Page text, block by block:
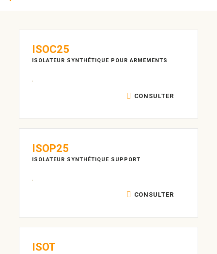
ISOC25
ISOLATEUR SYNTHÉTIQUE POUR ARMEMENTS
CONSULTER
ISOP25
ISOLATEUR SYNTHÉTIQUE SUPPORT
CONSULTER
ISOT